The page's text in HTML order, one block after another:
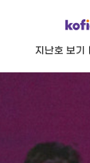
지난호 보기